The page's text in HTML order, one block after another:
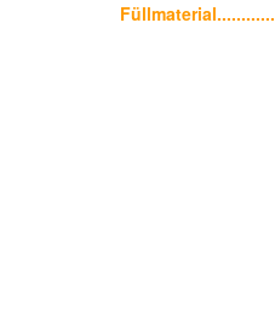
Füllmaterial............